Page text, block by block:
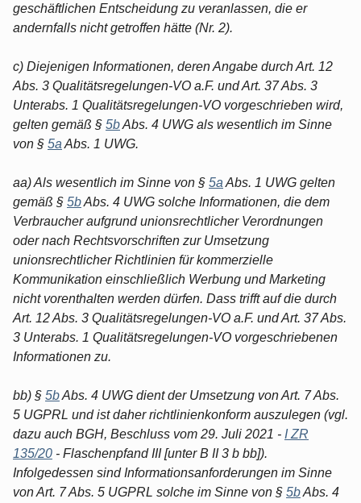
geschäftlichen Entscheidung zu veranlassen, die er
andernfalls nicht getroffen hätte (Nr. 2).
c) Diejenigen Informationen, deren Angabe durch Art. 12
Abs. 3 Qualitätsregelungen-VO a.F. und Art. 37 Abs. 3
Unterabs. 1 Qualitätsregelungen-VO vorgeschrieben wird,
gelten gemäß § 5bAbs. 4 UWG als wesentlich im Sinne
von § 5a Abs. 1 UWG.
aa) Als wesentlich im Sinne von § 5a Abs. 1 UWG gelten
gemäß § 5bAbs. 4 UWG solche Informationen, die dem
Verbraucher aufgrund unionsrechtlicher Verordnungen
oder nach Rechtsvorschriften zur Umsetzung
unionsrechtlicher Richtlinien für kommerzielle
Kommunikation einschließlich Werbung und Marketing
nicht vorenthalten werden dürfen. Dass trifft auf die durch
Art. 12 Abs. 3 Qualitätsregelungen-VO a.F. und Art. 37 Abs.
3 Unterabs. 1 Qualitätsregelungen-VO vorgeschriebenen
Informationen zu.
bb) § 5bAbs. 4 UWG dient der Umsetzung von Art. 7 Abs.
5 UGPRL und ist daher richtlinienkonform auszulegen (vgl.
dazu auch BGH, Beschluss vom 29. Juli 2021 - I ZR
135/20 - Flaschenpfand III [unter B II 3 b bb]).
Infolgedessen sind Informationsanforderungen im Sinne
von Art. 7 Abs. 5 UGPRL solche im Sinne von § 5bAbs. 4